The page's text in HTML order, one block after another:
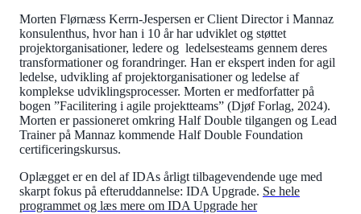
Morten Flørnæss Kerrn-Jespersen er Client Director i Mannaz
konsulenthus, hvor han i 10 år har udviklet og støttet
projektorganisationer, ledere og ledelsesteams gennem deres
transformationer og forandringer. Han er ekspert inden for agil
ledelse, udvikling af projektorganisationer og ledelse af
komplekse udviklingsprocesser. Morten er medforfatter på
bogen ”Facilitering i agile projektteams” (Djøf Forlag, 2024).
Morten er passioneret omkring Half Double tilgangen og Lead
Trainer på Mannaz kommende Half Double Foundation
certificeringskursus.
Oplægget er en del af IDAs årligt tilbagevendende uge med
skarpt fokus på efteruddannelse: IDA Upgrade. Se hele
programmet og læs mere om IDA Upgrade her